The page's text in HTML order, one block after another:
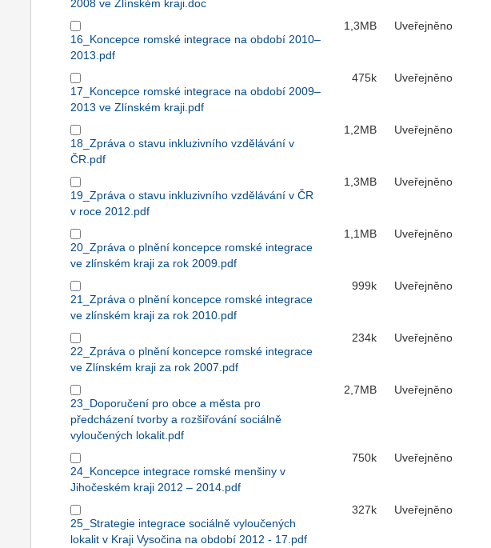
2008 ve Zlínském kraji.doc
16_Koncepce romské integrace na období 2010–
2013.pdf
1,3MB Uveřejněno
17_Koncepce romské integrace na období 2009–
2013 ve Zlínském kraji.pdf
475k Uveřejněno
18_Zpráva o stavu inkluzivního vzdělávání v
ČR.pdf
1,2MB Uveřejněno
19_Zpráva o stavu inkluzivního vzdělávání v ČR
v roce 2012.pdf
1,3MB Uveřejněno
20_Zpráva o plnění koncepce romské integrace
ve zlínském kraji za rok 2009.pdf
1,1MB Uveřejněno
21_Zpráva o plnění koncepce romské integrace
ve zlínském kraji za rok 2010.pdf
999k Uveřejněno
22_Zpráva o plnění koncepce romské integrace
ve Zlínském kraji za rok 2007.pdf
234k Uveřejněno
23_Doporučení pro obce a města pro
předcházení tvorby a rozšiřování sociálně
vyloučených lokalit.pdf
2,7MB Uveřejněno
24_Koncepce integrace romské menšiny v
Jihočeském kraji 2012 – 2014.pdf
750k Uveřejněno
25_Strategie integrace sociálně vyloučených
lokalit v Kraji Vysočina na období 2012 - 17.pdf
327k Uveřejněno